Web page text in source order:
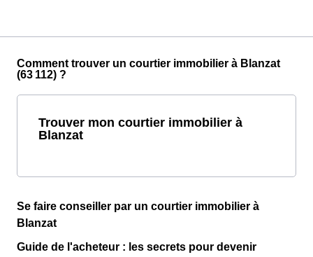
Comment trouver un courtier immobilier à Blanzat
(63 112) ?
Trouver mon courtier immobilier à
Blanzat
Se faire conseiller par un courtier immobilier à
Blanzat
Guide de l'acheteur : les secrets pour devenir